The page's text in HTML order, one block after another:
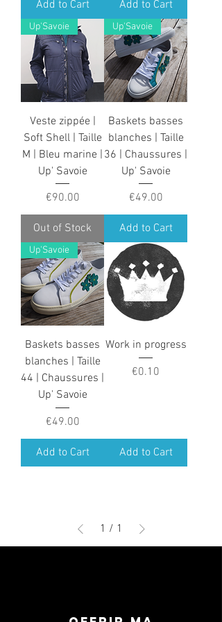
Add to Cart Add to Cart
Up'Savoie
Veste zippée |
Soft Shell | Taille
M | Bleu marine |
Up' Savoie
Price
€90.00
Out of Stock
Up'Savoie
Baskets basses
blanches | Taille
36 | Chaussures |
Up' Savoie
Price
€49.00
Add to Cart
Up'Savoie
Baskets basses
blanches | Taille
44 | Chaussures |
Up' Savoie
Price
€49.00
Add to Cart
Work in progress
Price
€0.10
Add to Cart
1 / 1